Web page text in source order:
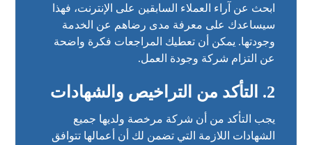
ابحث عن آراء العملاء السابقين على الإنترنت، فهذا
سيساعدك على معرفة مدى رضاهم عن الخدمة
وجودتها. يمكن أن تعطيك المراجعات فكرة واضحة
عن التزام شركة وجودة العمل.
2. التأكد من التراخيص والشهادات
يجب التأكد من أن شركة مرخصة ولديها جميع
الشهادات اللازمة التي تضمن لك أن أعمالها تتوافق